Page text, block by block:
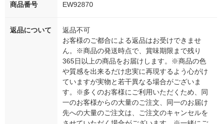
商品番号 EW92870
返品について
返品不可
お客様のご都合による返品はお受けできませ
ん。※商品の発送時点で、賞味期限まで残り
365日以上の商品をお届けします。※商品の色
や質感を出来るだけ忠実に再現するよう心がけ
ていますが実物と若干異なる場合がございま
す。※多くのお客様にご利用いただくため、同
一のお客様からの大量のご注文、同一のお届け
先への大量のご注文は、ご注文のキャンセルを